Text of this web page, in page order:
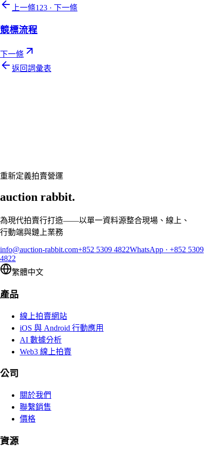
上一條123 · 下一條
競標流程
下一條
返回詞彙表
重新定義拍賣營運
auction rabbit.
為現代拍賣行打造——以單一資料源整合現場、線上、
行動端與鏈上業務
info@auction-rabbit.com+852 5309 4822WhatsApp · +852 5309
4822
繁體中文
產品
線上拍賣網站
iOS 與 Android 行動應用
AI 數據分析
Web3 線上拍賣
公司
關於我們
聯繫銷售
價格
資源